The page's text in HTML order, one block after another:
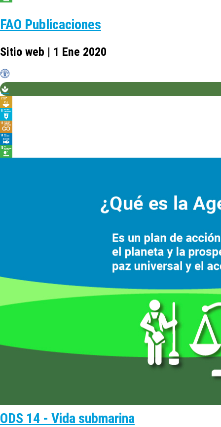
FAO Publicaciones
Sitio web | 1 Ene 2020
ODS 14 - Vida submarina